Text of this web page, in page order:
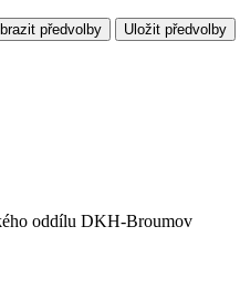
předvolby Uložit předvolby
oddílu DKH-Broumov